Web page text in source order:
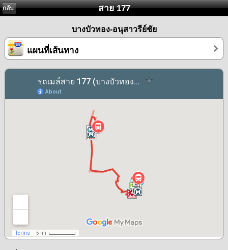
กลับ สาย 177
บางบัวทอง-อนุสาวรีย์ชัย
แผนที่เส้นทาง